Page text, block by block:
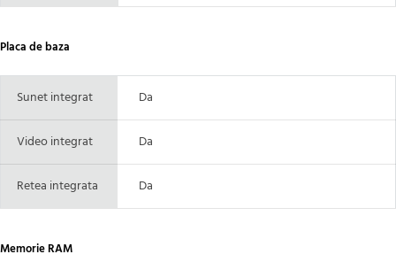
Placa de baza
Sunet integrat Da
Video integrat Da
Retea integrata Da
Memorie RAM